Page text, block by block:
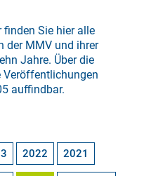
Sie hier alle
der MMV und ihrer
Jahre. Über die
auffindbar.
2022 2021